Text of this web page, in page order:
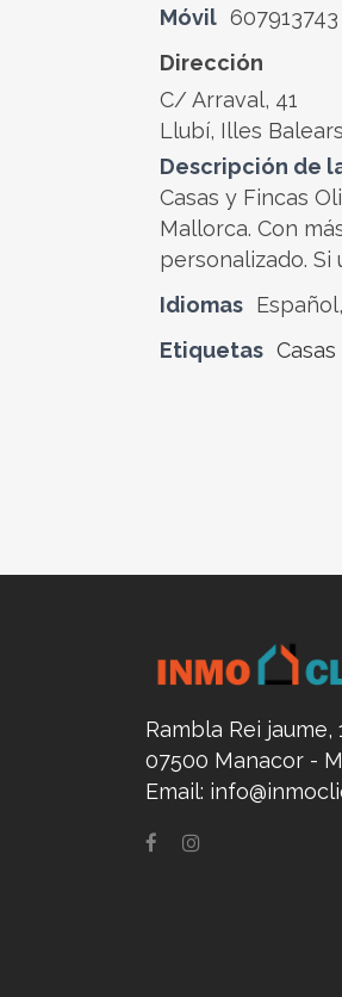
Móvil 607913743
Dirección
C/ Arraval, 41
Llubí, Illes
Descripción de
Casas y Fincas
Mallorca. Con
personalizado.
Idiomas
Etiquetas
Rambla Rei jaume,
07500 Manacor -
Email: